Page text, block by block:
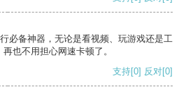
必备神器，无论是看视频、玩游戏还是工
也不用担心网速卡顿了。
支持[0] 反对[0]